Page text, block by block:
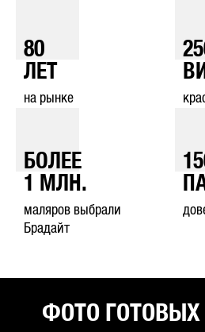
80
ЛЕТ
на рынке
БОЛЕЕ
1
МЛН.
маляров выбрали
Брадайт
ФОТО ГОТОВЫХ